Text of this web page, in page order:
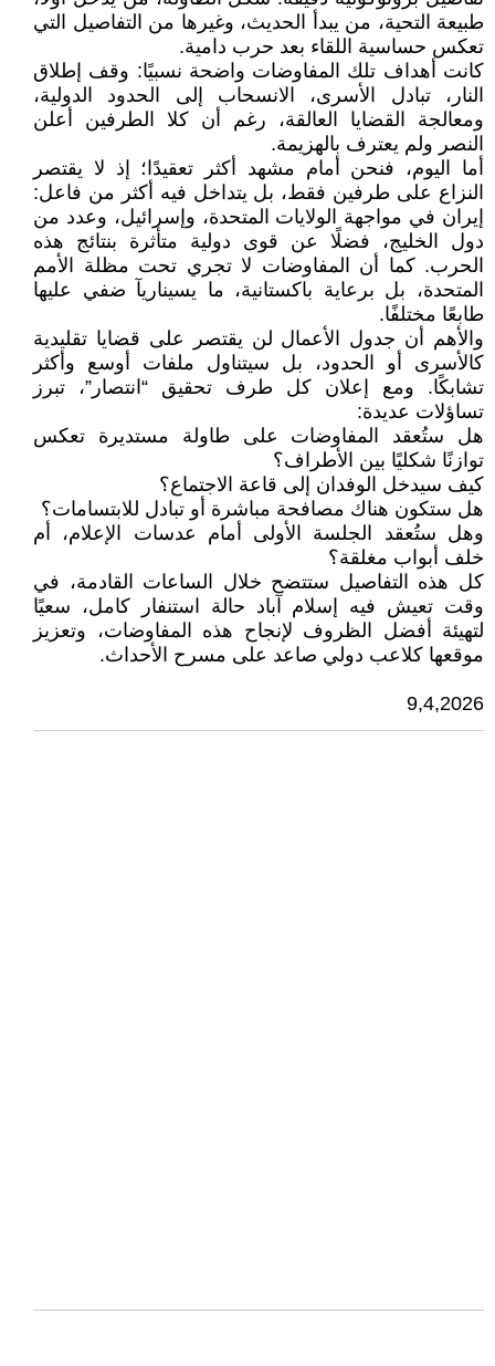
طبيعة التحية، من يبدأ الحديث، وغيرها من التفاصيل التي
تعكس حساسية اللقاء بعد حرب دامية.
كانت أهداف تلك المفاوضات واضحة نسبيًا: وقف إطلاق
النار، تبادل الأسرى، الانسحاب إلى الحدود الدولية،
ومعالجة القضايا العالقة، رغم أن كلا الطرفين أعلن
النصر ولم يعترف بالهزيمة.
أما اليوم، فنحن أمام مشهد أكثر تعقيدًا؛ إذ لا يقتصر
النزاع على طرفين فقط، بل يتداخل فيه أكثر من فاعل:
إيران في مواجهة الولايات المتحدة، وإسرائيل، وعدد من
دول الخليج، فضلًا عن قوى دولية متأثرة بنتائج هذه
الحرب. كما أن المفاوضات لا تجري تحت مظلة الأمم
المتحدة، بل برعاية باكستانية، ما يسيناريآ ضفي عليها
طابعًا مختلفًا.
والأهم أن جدول الأعمال لن يقتصر على قضايا تقليدية
كالأسرى أو الحدود، بل سيتناول ملفات أوسع وأكثر
تشابكًا. ومع إعلان كل طرف تحقيق “انتصار”، تبرز
تساؤلات عديدة:
هل ستُعقد المفاوضات على طاولة مستديرة تعكس
توازنًا شكليًا بين الأطراف؟
كيف سيدخل الوفدان إلى قاعة الاجتماع؟
هل ستكون هناك مصافحة مباشرة أو تبادل للابتسامات؟
وهل ستُعقد الجلسة الأولى أمام عدسات الإعلام، أم
خلف أبواب مغلقة؟
كل هذه التفاصيل ستتضح خلال الساعات القادمة، في
وقت تعيش فيه إسلام آباد حالة استنفار كامل، سعيًا
لتهيئة أفضل الظروف لإنجاح هذه المفاوضات، وتعزيز
موقعها كلاعب دولي صاعد على مسرح الأحداث.
9,4,2026